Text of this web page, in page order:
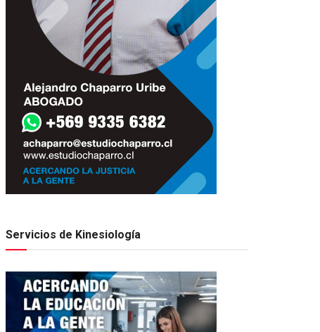
Servicios de Kinesiología